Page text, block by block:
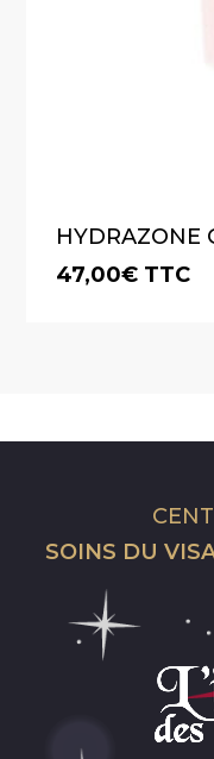
HYDRAZONE
47,00€ TTC
SOINS DU